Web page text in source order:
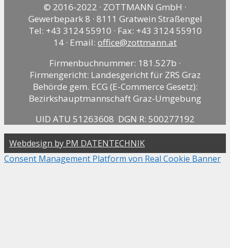
© 2016-2022 · ZOTTMANN GmbH ·
Gewerbepark 8 · 8111 Gratwein Straßengel
Tel: +43 3124 55910 · Fax: +43 3124 55910
14 · Email: office@zottmann.at
Firmenbuchnummer: 181.527b ·
Firmengericht: Landesgericht für ZRS Graz
Behörde gem. ECG (E-Commerce Gesetz):
Bezirkshauptmannschaft Graz-Umgebung
UID ATU 51263608 DGN R: 500277192
Webdesign by PM DATENTECHNIK
Consent Management Platform von Real Cookie Banner